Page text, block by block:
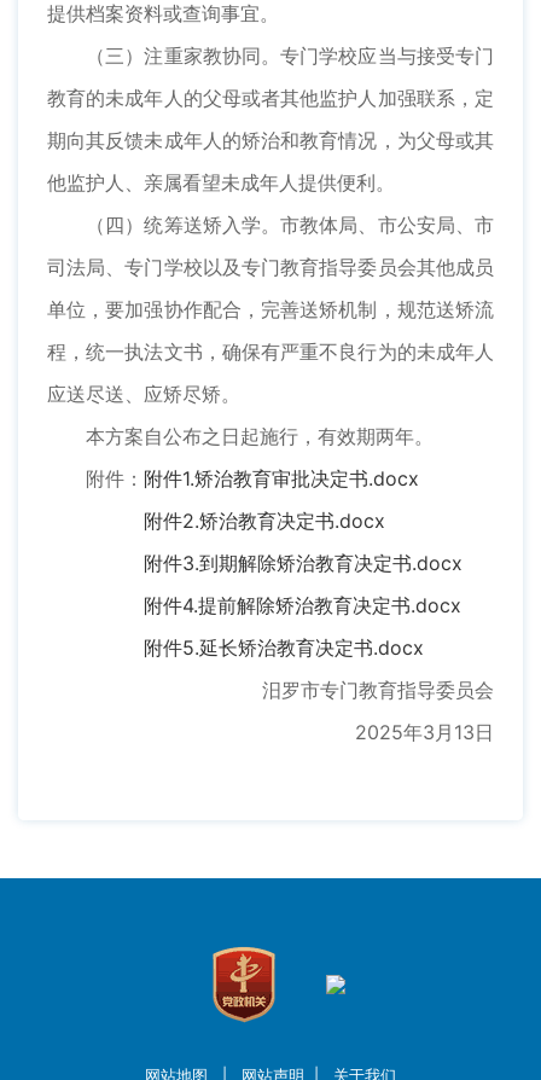
提供档案资料或查询事宜。
（三）注重家教协同。专门学校应当与接受专门
教育的未成年人的父母或者其他监护人加强联系，定
期向其反馈未成年人的矫治和教育情况，为父母或其
他监护人、亲属看望未成年人提供便利。
（四）统筹送矫入学。市教体局、市公安局、市
司法局、专门学校以及专门教育指导委员会其他成员
单位，要加强协作配合，完善送矫机制，规范送矫流
程，统一执法文书，确保有严重不良行为的未成年人
应送尽送、应矫尽矫。
本方案自公布之日起施行，有效期两年。
附件： 附件1.矫治教育审批决定书.docx
附件2.矫治教育决定书.docx
附件3.到期解除矫治教育决定书.docx
附件4.提前解除矫治教育决定书.docx
附件5.延长矫治教育决定书.docx
汨罗市专门教育指导委员会
2025年3月13日
网站地图 网站声明 关于我们